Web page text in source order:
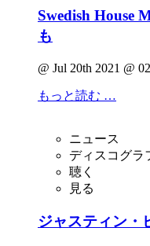
Swedish House
も
@ Jul 20th 2021 @
もっと読む …
ニュース
ディスコグラ
聴く
見る
ジャスティン・